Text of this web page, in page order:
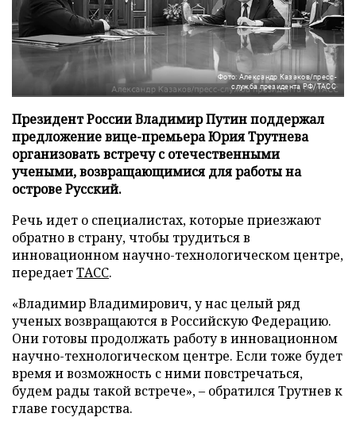
Фото: Александр Казаков/пресс-
служба президента РФ/ТАСС
Президент России Владимир Путин поддержал
предложение вице-премьера Юрия Трутнева
организовать встречу с отечественными
учеными, возвращающимися для работы на
острове Русский.
Речь идет о специалистах, которые приезжают
обратно в страну, чтобы трудиться в
инновационном научно-технологическом центре,
передаетТАСС.
«Владимир Владимирович, у нас целый ряд
ученых возвращаются в Российскую Федерацию.
Они готовы продолжать работу в инновационном
научно-технологическом центре. Если тоже будет
время и возможность с ними повстречаться,
будем рады такой встрече», – обратился Трутнев к
главе государства.